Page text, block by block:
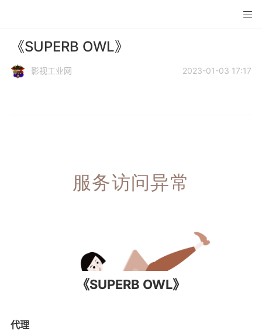
《SUPERB OWL》
影视工业网 2023-01-03 17:17
《SUPERB OWL》
代理